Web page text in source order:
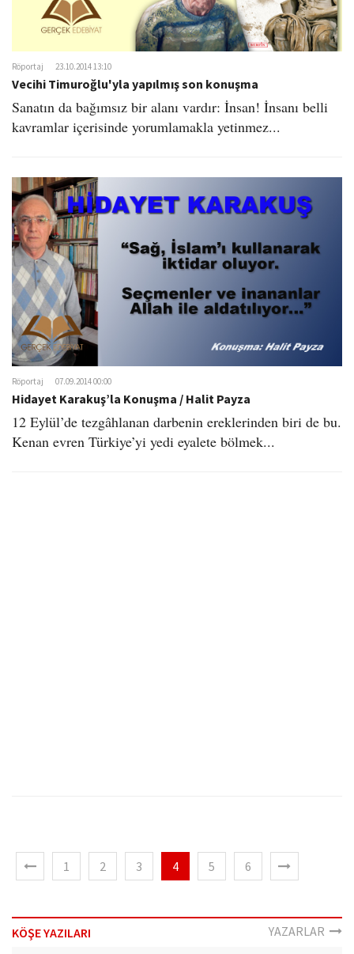
Röportaj 23.10.2014 13:10
Vecihi Timuroğlu'yla yapılmış son konuşma
Sanatın da bağımsız bir alanı vardır: İnsan! İnsanı belli
kavramlar içerisinde yorumlamakla yetinmez...
Röportaj 07.09.2014 00:00
Hidayet Karakuş’la Konuşma / Halit Payza
12 Eylül’de tezgâhlanan darbenin ereklerinden biri de bu.
Kenan evren Türkiye’yi yedi eyalete bölmek...
1 2 3 4 5 6
KÖŞE YAZILARI YAZARLAR